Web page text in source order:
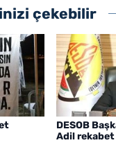
çekebilir
DESOB
Adil